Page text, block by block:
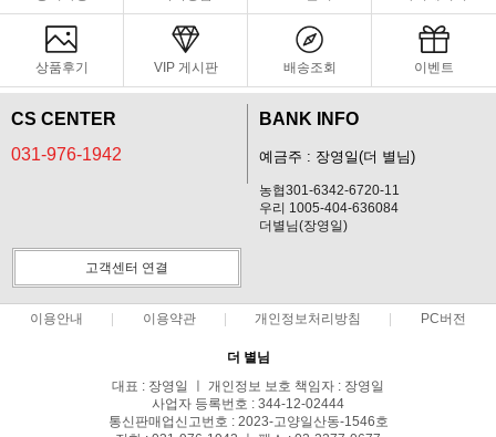
상품후기 VIP 게시판 배송조회 이벤트
CS CENTER
031-976-1942
BANK INFO
예금주 : 장영일(더 별님)
농협301-6342-6720-11
우리 1005-404-636084
더별님(장영일)
고객센터 연결
이용안내 이용약관 개인정보처리방침 PC버전
더 별님
대표 : 장영일 ㅣ 개인정보 보호 책임자 : 장영일
사업자 등록번호 : 344-12-02444
통신판매업신고번호 : 2023-고양일산동-1546호